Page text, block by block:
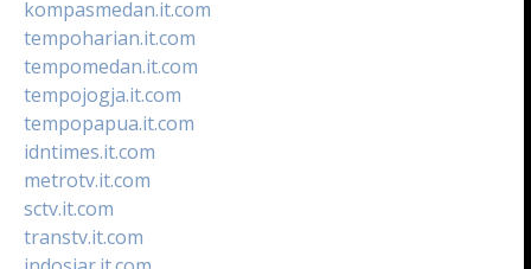
kompasmedan.it.com
tempoharian.it.com
tempomedan.it.com
tempojogja.it.com
tempopapua.it.com
idntimes.it.com
metrotv.it.com
sctv.it.com
transtv.it.com